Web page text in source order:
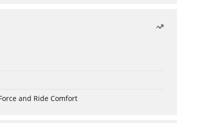
and Ride Comfort